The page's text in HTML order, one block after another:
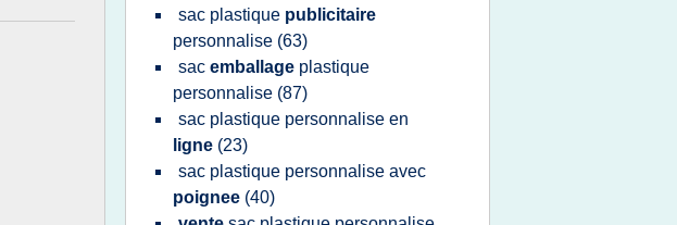
sac plastique publicitaire
personnalise (63)
sac emballage plastique
personnalise (87)
sac plastique personnalise en
ligne (23)
sac plastique personnalise avec
poignee (40)